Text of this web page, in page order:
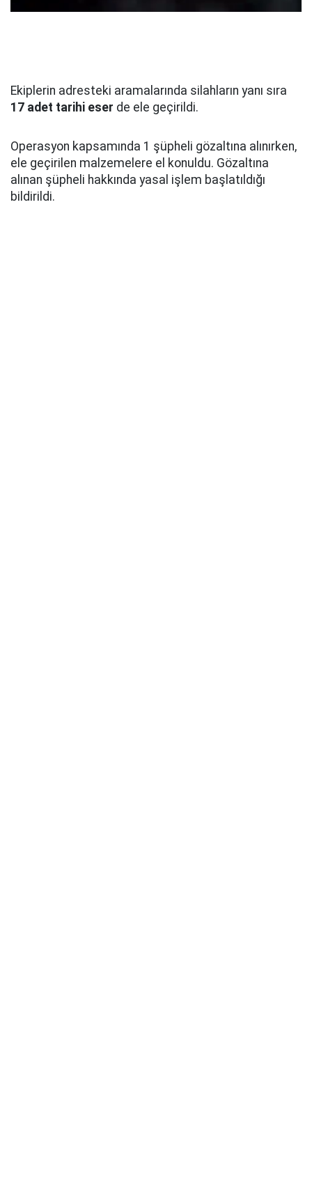
Ekiplerin adresteki aramalarında silahların yanı sıra
17 adet tarihi eser de ele geçirildi.
Operasyon kapsamında 1 şüpheli gözaltına alınırken,
ele geçirilen malzemelere el konuldu. Gözaltına
alınan şüpheli hakkında yasal işlem başlatıldığı
bildirildi.